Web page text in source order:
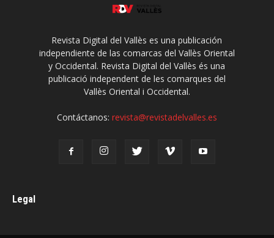
Revista Digital del Vallès es una publicación
independiente de las comarcas del Vallès Oriental
y Occidental. Revista Digital del Vallès és una
publicació independent de les comarques del
Vallès Oriental i Occidental.
Contáctanos: revista@revistadelvalles.es
Legal